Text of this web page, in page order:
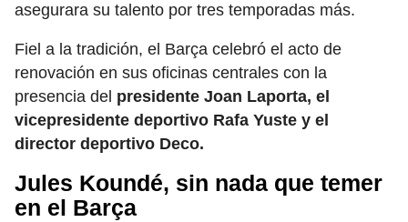
asegurara su talento por tres temporadas más.
Fiel a la tradición, el Barça celebró el acto de
renovación en sus oficinas centrales con la
presencia del presidente Joan Laporta, el
vicepresidente deportivo Rafa Yuste y el
director deportivo Deco.
Jules Koundé, sin nada que temer
en el Barça